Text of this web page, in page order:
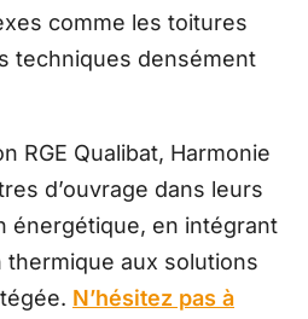
comme les toitures
techniques densément
RGE Qualibat, Harmonie
d’ouvrage dans leurs
énergétique, en intégrant
thermique aux solutions
N’hésitez pas à